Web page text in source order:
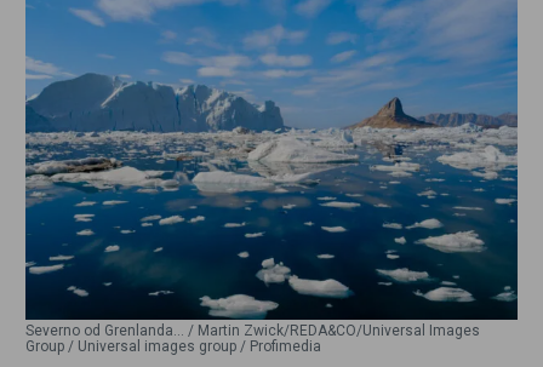
Severno od Grenlanda… / Martin Zwick/REDA&CO/Universal Images
Group / Universal images group / Profimedia